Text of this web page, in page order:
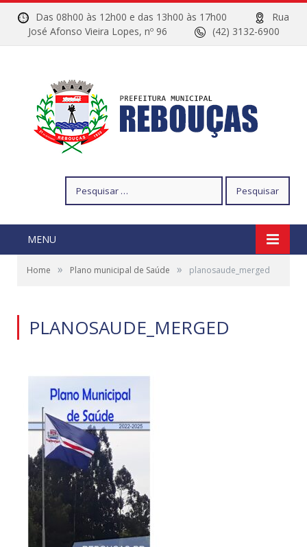
Das 08h00 às 12h00 e das 13h00 às 17h00
Rua
José Afonso Vieira Lopes, nº 96
(42) 3132-6900
por:
MENU
Home » Plano municipal de Saúde » planosaude_merged
PLANOSAUDE_MERGED